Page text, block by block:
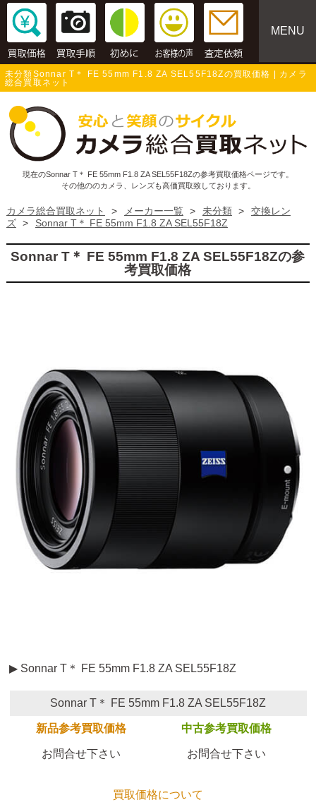
MENU
未分類Sonnar T＊ FE 55mm F1.8 ZA SEL55F18Zの買取価格 | カメラ
総合買取ネット
現在のSonnar T＊ FE 55mm F1.8 ZA SEL55F18Zの参考買取価格ページです。
その他ののカメラ、レンズも高価買取致しております。
カメラ総合買取ネット > メーカー一覧 > 未分類 >
交換レン
ズ > Sonnar T＊ FE 55mm F1.8 ZA SEL55F18Z
Sonnar T＊ FE 55mm F1.8 ZA SEL55F18Zの参
考買取価格
▶ Sonnar T＊ FE 55mm F1.8 ZA SEL55F18Z
Sonnar T＊ FE 55mm F1.8 ZA SEL55F18Z
新品参考買取価格 中古参考買取価格
お問合せ下さい お問合せ下さい
買取価格について